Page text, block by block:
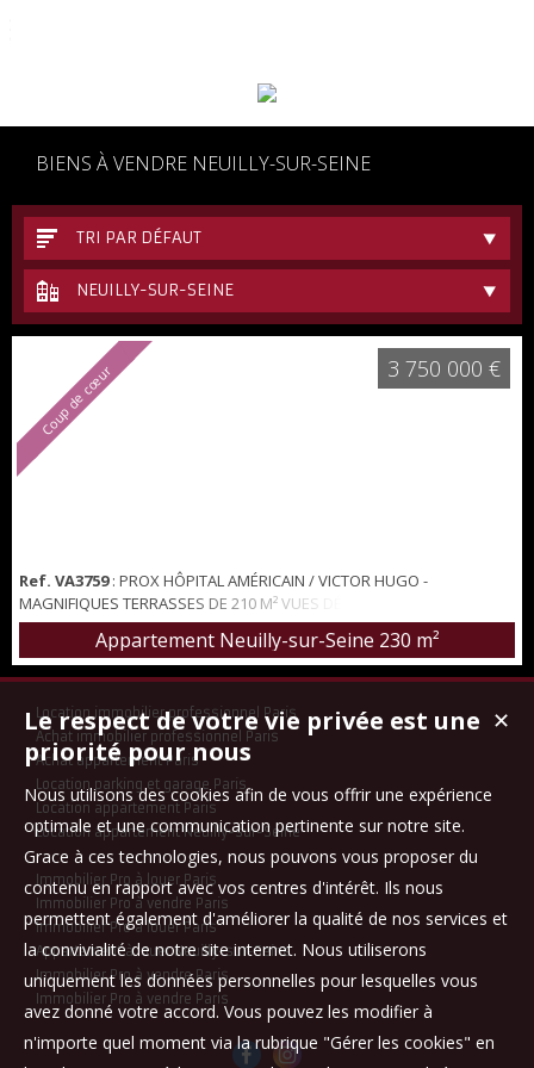
BIENS À VENDRE NEUILLY-SUR-SEINE
TRI PAR DÉFAUT
NEUILLY-SUR-SEINE
Coup de cœur
Ref. VA3759: PROX HÔPITAL AMÉRICAIN / VICTOR HUGO -
MAGNIFIQUES TERRASSES DE 210 M² VUES DÉGAGÉES - PARKINGS
Bel appartement de style contemporain, de 159 m² carrez, en
duplex, situé aux deux derniers étages d'une petite copropriété
bien entretenue, avec gardien à demeure, au sein d'une voie
ouverte équipée ouvrant sur une pre...
Appartement Neuilly-sur-Seine 230 m²
3 750 000 €
Location immobilier professionnel Paris
Achat immobilier professionnel Paris
Achat appartement Paris
Location parking et garage Paris
Location appartement Paris
Location appartement Neuilly-sur-Seine
Immobilier Pro à louer Paris
Immobilier Pro à vendre Paris
Immobilier Pro à louer Paris
Appartement à louer Neuilly-sur-Seine
Immobilier Pro à vendre Paris
Immobilier Pro à vendre Paris
✕
Le respect de votre vie privée est une
priorité pour nous
Nous utilisons des cookies afin de vous offrir une expérience
optimale et une communication pertinente sur notre site.
Grace à ces technologies, nous pouvons vous proposer du
contenu en rapport avec vos centres d'intérêt. Ils nous
permettent également d'améliorer la qualité de nos services et
la convivialité de notre site internet. Nous utiliserons
uniquement les données personnelles pour lesquelles vous
avez donné votre accord. Vous pouvez les modifier à
n'importe quel moment via la rubrique "Gérer les cookies" en